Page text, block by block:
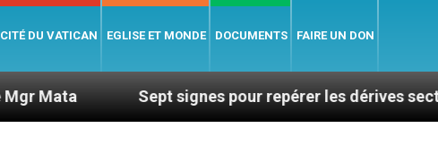
CITÉ DU VATICAN EGLISE ET MONDE DOCUMENTS FAIRE UN DON
Sept signes pour repérer les dérives sectaires du coaching